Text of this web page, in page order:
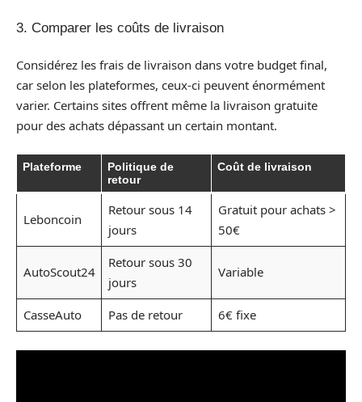
3. Comparer les coûts de livraison
Considérez les frais de livraison dans votre budget final,
car selon les plateformes, ceux-ci peuvent énormément
varier. Certains sites offrent même la livraison gratuite
pour des achats dépassant un certain montant.
Plateforme
Politique de
retour
Coût de livraison
Leboncoin
Retour sous 14
jours
Gratuit pour achats >
50€
AutoScout24
Retour sous 30
jours
Variable
CasseAuto Pas de retour 6€ fixe